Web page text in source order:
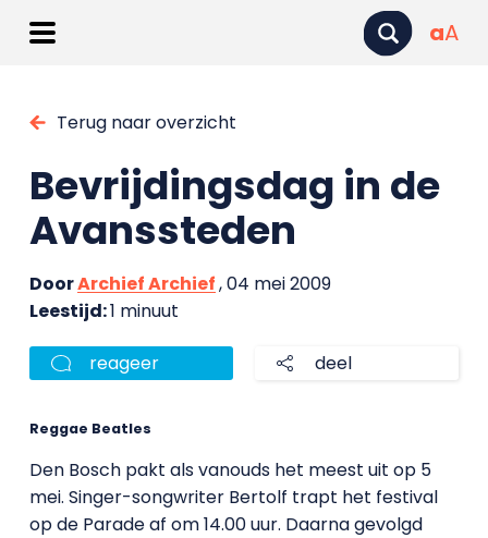
aA
Terug naar overzicht
Bevrijdingsdag in de
Avanssteden
DoorArchief Archief, 04 mei 2009
Leestijd:1 minuut
reageer deel
Reggae Beatles
Den Bosch pakt als vanouds het meest uit op 5
mei. Singer-songwriter Bertolf trapt het festival
op de Parade af om 14.00 uur. Daarna gevolgd